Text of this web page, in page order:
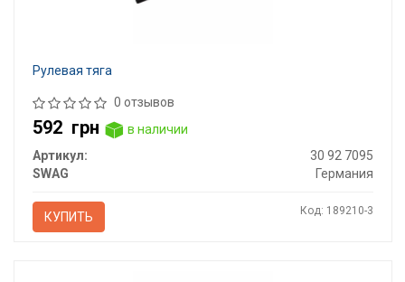
Рулевая тяга
0 отзывов
592 грн
в наличии
Артикул:
30 92 7095
SWAG
Германия
КУПИТЬ Код: 189210-3